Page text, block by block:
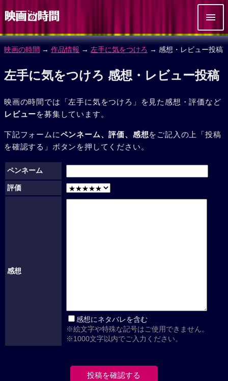
映画の時間 → 作品情報 → 左手に気をつけろ → 感想・レビュー投稿
左手に気をつけろ 感想・レビュー投稿
映画の時間では「左手に気をつけろ」を見た感想・評価など
レビューを募集しています。
下記フォームにペンネーム、評価、感想をご記入の上「投稿
を確認する」ボタンを押してください。
ペンネーム
評価
感想
感想にネタバレを含む
※絵文字や特殊な記号はご使用できません。
※1000文字以内でご入力ください。